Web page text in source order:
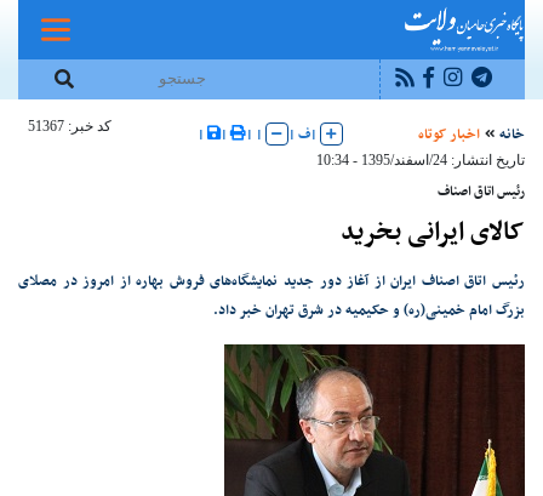
خانه اخبار کوتاه |ف |
|
|
|
|
کد خبر: 51367
تاریخ انتشار: 24/اسفند/1395 - 10:34
رئیس اتاق اصناف
کالای ایرانی بخرید
رئیس اتاق اصناف ایران از آغاز دور جدید نمایشگاه‌های فروش بهاره از امروز در مصلای
بزرگ امام خمینی(ره) و حکیمیه در شرق تهران خبر داد.